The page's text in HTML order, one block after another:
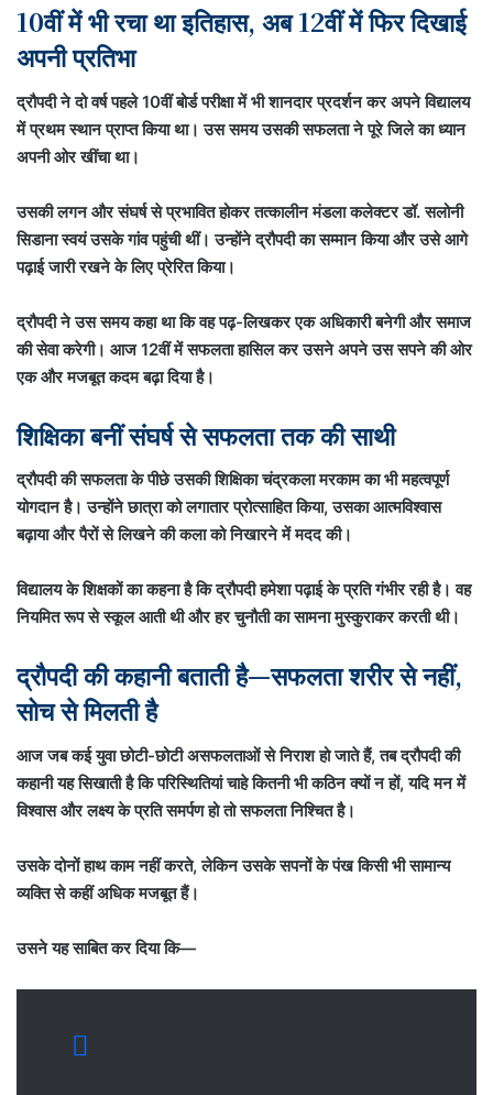
10वीं में भी रचा था इतिहास, अब 12वीं में फिर दिखाई
अपनी प्रतिभा
द्रौपदी ने दो वर्ष पहले 10वीं बोर्ड परीक्षा में भी शानदार प्रदर्शन कर अपने विद्यालय
में प्रथम स्थान प्राप्त किया था। उस समय उसकी सफलता ने पूरे जिले का ध्यान
अपनी ओर खींचा था।
उसकी लगन और संघर्ष से प्रभावित होकर तत्कालीन मंडला कलेक्टरडॉ. सलोनी
सिडानास्वयं उसके गांव पहुंची थीं। उन्होंने द्रौपदी का सम्मान किया और उसे आगे
पढ़ाई जारी रखने के लिए प्रेरित किया।
द्रौपदी ने उस समय कहा था कि वह पढ़-लिखकर एक अधिकारी बनेगी और समाज
की सेवा करेगी। आज 12वीं में सफलता हासिल कर उसने अपने उस सपने की ओर
एक और मजबूत कदम बढ़ा दिया है।
शिक्षिका बनीं संघर्ष से सफलता तक की साथी
द्रौपदी की सफलता के पीछे उसकी शिक्षिका चंद्रकला मरकाम का भी महत्वपूर्ण
योगदान है। उन्होंने छात्रा को लगातार प्रोत्साहित किया, उसका आत्मविश्वास
बढ़ाया और पैरों से लिखने की कला को निखारने में मदद की।
विद्यालय के शिक्षकों का कहना है कि द्रौपदी हमेशा पढ़ाई के प्रति गंभीर रही है। वह
नियमित रूप से स्कूल आती थी और हर चुनौती का सामना मुस्कुराकर करती थी।
द्रौपदी की कहानी बताती है—सफलता शरीर से नहीं,
सोच से मिलती है
आज जब कई युवा छोटी-छोटी असफलताओं से निराश हो जाते हैं, तब द्रौपदी की
कहानी यह सिखाती है कि परिस्थितियां चाहे कितनी भी कठिन क्यों न हों, यदि मन में
विश्वास और लक्ष्य के प्रति समर्पण हो तो सफलता निश्चित है।
उसके दोनों हाथ काम नहीं करते, लेकिन उसके सपनों के पंख किसी भी सामान्य
व्यक्ति से कहीं अधिक मजबूत हैं।
उसने यह साबित कर दिया कि—